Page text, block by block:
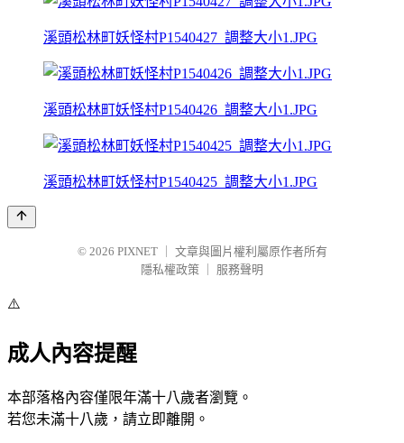
溪頭松林町妖怪村P1540427_調整大小1.JPG
溪頭松林町妖怪村P1540426_調整大小1.JPG
溪頭松林町妖怪村P1540425_調整大小1.JPG
© 2026 PIXNET
文章與圖片權利屬原作者所有
隱私權政策
服務聲明
⚠️
成人內容提醒
本部落格內容僅限年滿十八歲者瀏覽。
若您未滿十八歲，請立即離開。